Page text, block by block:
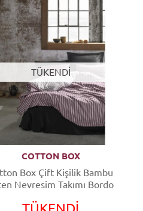
TÜKENDİ
COTTON BOX
Box Çift Kişilik Bambu
Nevresim Takımı Bordo